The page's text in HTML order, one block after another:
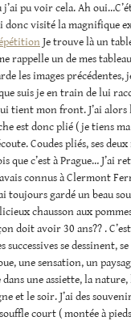
pu voir cela. Ah
visité la magnifique
Je trouve là un
rappelle un de mes
les images
suis je en train de lui
tient mon front. J’ai alors
est donc plié ( je tiens
Coudes pliés, ses
que c’est à Prague…
connus à Clermont
ai toujours gardé un beau
chausson aux
doit avoir 30 ans?? .
successives se
une sensation, un
une assiette, la
et le soir. J’ai des
court ( montée à